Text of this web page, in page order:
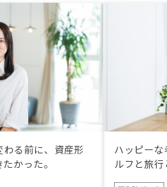
る前に、資産形
かった。
ハッピー
ルフと旅